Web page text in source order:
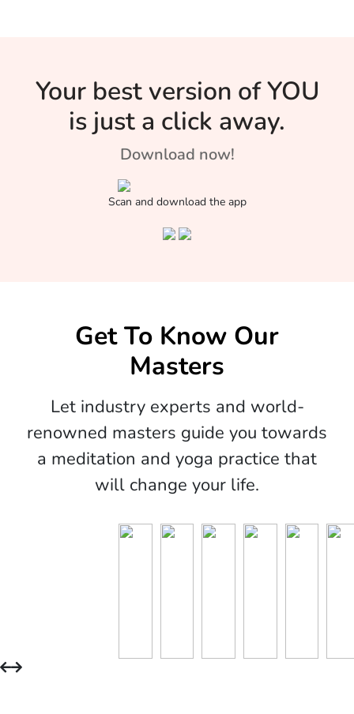
Your best version of YOU
is just a click away.
Download now!
Scan and download the app
Get To Know Our
Masters
Let industry experts and world-
renowned masters guide you towards
a meditation and yoga practice that
will change your life.